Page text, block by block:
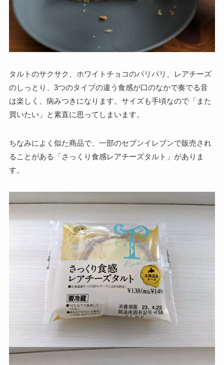
タルトのサクサク、ホワイトチョコのパリパリ、レアチーズ
のしっとり、3つのタイプの違う食感が口のなかで奏でる音
は楽しく、病みつきになります。サイズも手頃なので「また
買いたい」と素直に思ってしまいます。
ちなみによく似た商品で、一部のセブンイレブンで販売され
ることがある「さっくり食感レアチーズタルト」がありま
す。